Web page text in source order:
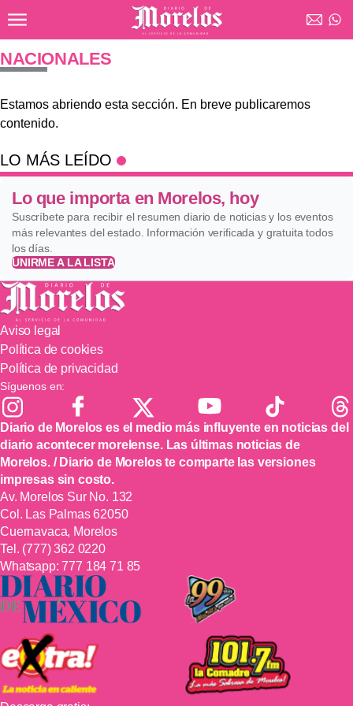
Diario de Morelos
NACIONALES
Estamos abriendo esta sección. En breve publicaremos
contenido.
LO MÁS LEÍDO
Lo que importa en Morelos, hoy
Suscríbete para recibir el resumen diario de noticias y los eventos
más relevantes del estado. Información verificada y gratuita todos
los días.
UNIRME A LA LISTA
Aviso legal
Política de cookies
Política de privacidad
Síguenos en:
Diario de Morelos es el medio más influyente en noticias del
diario acontecer morelense. Las últimas noticias de
Morelos. / Diario de Morelos te comparte las versiones
impresas sin costo.
Av. Morelos Sur No. 132
Col. Las Palmas 62050
Cuernavaca, Morelos
Tel. (777) 362 0220
Whatsapp:777 184 71 85